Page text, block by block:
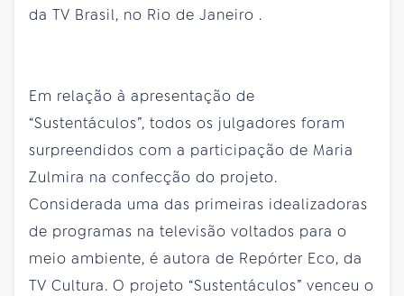
da TV Brasil, no Rio de Janeiro .
Em relação à apresentação de
“Sustentáculos”, todos os julgadores foram
surpreendidos com a participação de Maria
Zulmira na confecção do projeto.
Considerada uma das primeiras idealizadoras
de programas na televisão voltados para o
meio ambiente, é autora de Repórter Eco, da
TV Cultura. O projeto “Sustentáculos” venceu o